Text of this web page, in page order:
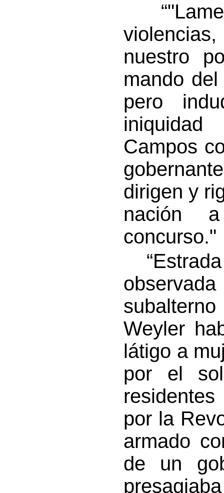
nuestro
mando
pero
Campos
dirigen y
nación
concurso."
Weyler
látigo a
por el
por la
armado
de un